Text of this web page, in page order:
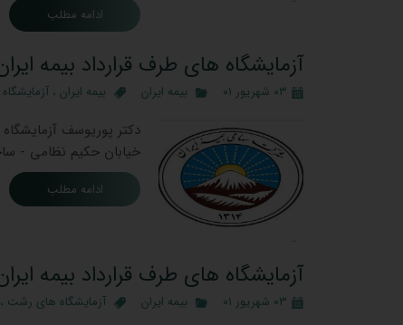
ادامه مطلب
آزمایشگاه های طرف قرارداد بیمه
۰۳ شهریور ۰۱ بیمه ایران بیمه ایران ،
خیابان حکیم نظامی -
ادامه مطلب
آزمایشگاه های طرف قرارداد بیمه
۰۳ شهریور ۰۱ بیمه ایران آزمایشگاه های رشت ،